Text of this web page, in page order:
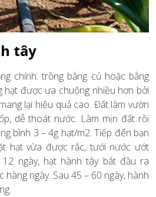
tây
chính: trồng bằng củ hoặc bằng
hạt được ưa chuộng nhiều hơn bởi
lại hiệu quả cao. Đất làm vườn
dễ thoát nước. Làm mịn đất rồi
bình 3 – 4g hạt/m2. Tiếp đến bạn
hạt vừa được rắc, tưới nước ướt
ngày, hạt hành tây bắt đầu ra
ngày. Sau 45 – 60 ngày, hành